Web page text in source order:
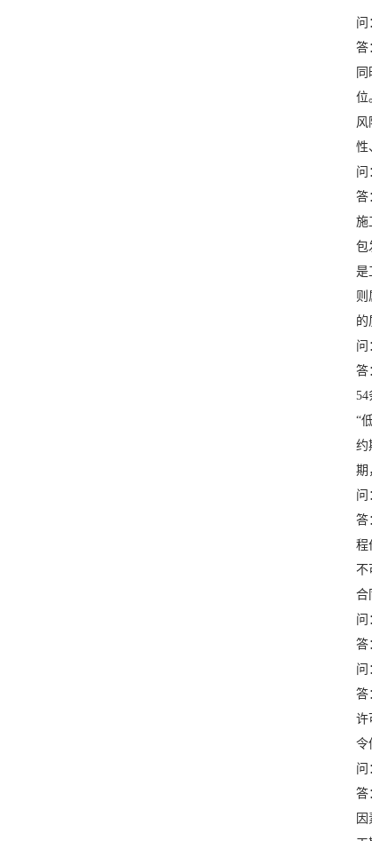
问
答
位
风
性
问
答
施
包
是
则
的
问
答
54
“
约
期
问
答
程
不
合
问
答
问
答
许
令
问
答